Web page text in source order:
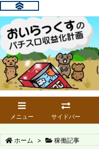
メニュー サイドバー
ホーム > 稼働記事